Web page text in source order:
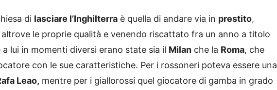
di lasciare l’Inghilterra è quella di andare via in prestito,
le proprie qualità e venendo riscattato fra un anno a titolo
lui in momenti diversi erano state sia il Milan che la Roma, che
con le sue caratteristiche. Per i rossoneri poteva essere una
Leao, mentre per i giallorossi quel giocatore di gamba in grado